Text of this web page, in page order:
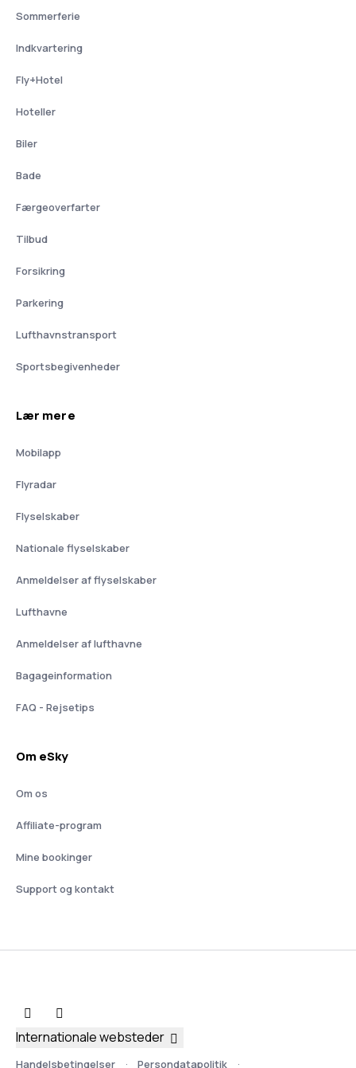
Sommerferie
Indkvartering
Fly+Hotel
Hoteller
Biler
Bade
Færgeoverfarter
Tilbud
Forsikring
Parkering
Lufthavnstransport
Sportsbegivenheder
Lær mere
Mobilapp
Flyradar
Flyselskaber
Nationale flyselskaber
Anmeldelser af flyselskaber
Lufthavne
Anmeldelser af lufthavne
Bagageinformation
FAQ - Rejsetips
Om eSky
Om os
Affiliate-program
Mine bookinger
Support og kontakt
Handelsbetingelser Persondatapolitik
Internationale websteder